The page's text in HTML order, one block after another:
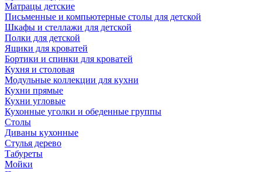
Матрацы детские
Письменные и компьютерные столы для детской
Шкафы и стеллажи для детской
Полки для детской
Ящики для кроватей
Бортики и спинки для кроватей
Кухня и столовая
Модульные коллекции для кухни
Кухни прямые
Кухни угловые
Кухонные уголки и обеденные группы
Столы
Диваны кухонные
Стулья дерево
Табуреты
Мойки